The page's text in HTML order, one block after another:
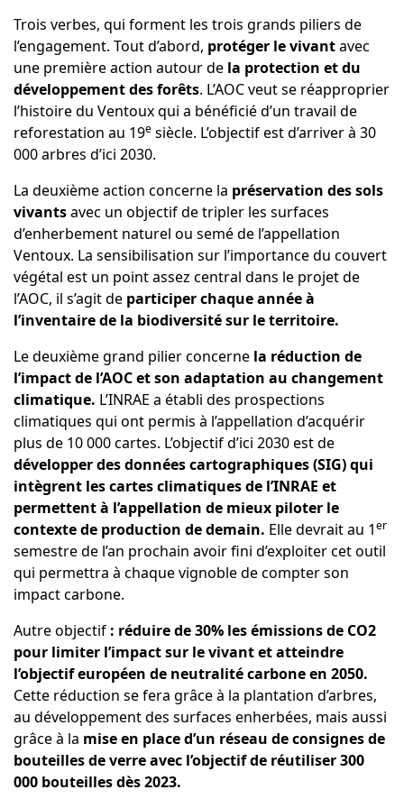
Trois verbes, qui forment les trois grands piliers de
l’engagement. Tout d’abord, protéger le vivantavec
une première action autour de la protection et du
développement des forêts. L’AOC veut se réapproprier
l’histoire du Ventoux qui a bénéficié d’un travail de
reforestation au 19esiècle. L’objectif est d’arriver à 30
000 arbres d’ici 2030.
La deuxième action concerne la préservation des sols
vivantsavec un objectif de tripler les surfaces
d’enherbement naturel ou semé de l’appellation
Ventoux. La sensibilisation sur l’importance du couvert
végétal est un point assez central dans le projet de
l’AOC, il s’agit de participer chaque année à
l’inventaire de la biodiversité sur le territoire.
Le deuxième grand pilier concerne la réduction de
l’impact de l’AOC et son adaptation au changement
climatique. L’INRAE a établi des prospections
climatiques qui ont permis à l’appellation d’acquérir
plus de 10 000 cartes. L’objectif d’ici 2030 est de
développer des données cartographiques (SIG) qui
intègrent les cartes climatiques de l’INRAE et
permettent à l’appellation de mieux piloter le
contexte de production de demain. Elle devrait au 1er
semestre de l’an prochain avoir fini d’exploiter cet outil
qui permettra à chaque vignoble de compter son
impact carbone.
Autre objectif: réduire de 30% les émissions de CO2
pour limiter l’impact sur le vivant et atteindre
l’objectif européen de neutralité carbone en 2050.
Cette réduction se fera grâce à la plantation d’arbres,
au développement des surfaces enherbées, mais aussi
grâce à la mise en place d’un réseau de consignes de
bouteilles de verre avec l’objectif de réutiliser 300
000 bouteilles dès 2023.